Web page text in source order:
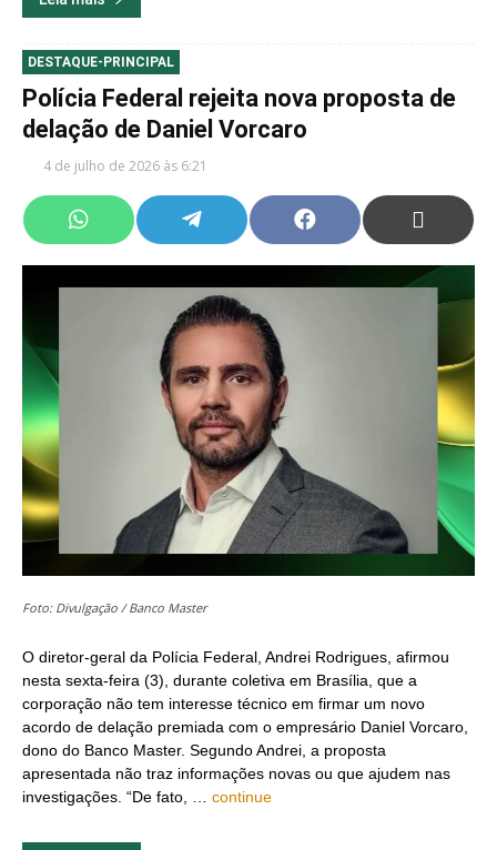
DESTAQUE-PRINCIPAL
Polícia Federal rejeita nova proposta de
delação de Daniel Vorcaro
4 de julho de 2026 às 6:21
Share
on
Share
on
Share
on
Share
on
(Twitter)
Foto: Divulgação / Banco Master
O diretor-geral da Polícia Federal, Andrei Rodrigues, afirmou
nesta sexta-feira (3), durante coletiva em Brasília, que a
corporação não tem interesse técnico em firmar um novo
acordo de delação premiada com o empresário Daniel Vorcaro,
dono do Banco Master. Segundo Andrei, a proposta
apresentada não traz informações novas ou que ajudem nas
investigações. “De fato, … continue